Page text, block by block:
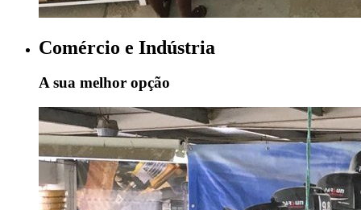
Comércio e Indústria
A sua melhor opção